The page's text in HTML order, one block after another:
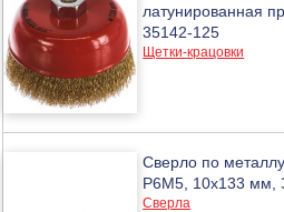
латунированная
35142-125
Щетки-крацовки
Сверло по
P6М5, 10х133 мм,
Сверла